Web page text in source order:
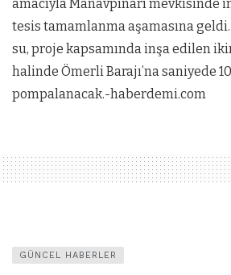
amacıyla Manavpınarı mevkisinde
tesis tamamlanma aşamasına
su, proje kapsamında inşa edilen
halinde Ömerli Barajı’na saniyede
pompalanacak.-haberdemi.com
GÜNCEL HABERLER